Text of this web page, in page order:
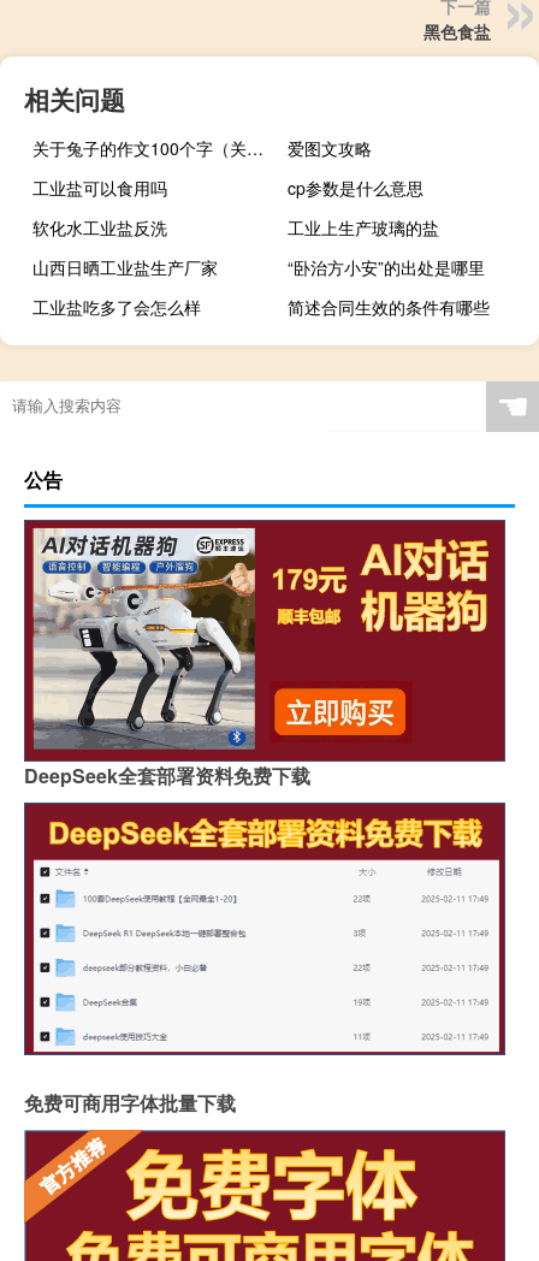
下一篇
黑色食盐
相关问题
关于兔子的作文100个字（关于兔子的作文）
爱图文攻略
工业盐可以食用吗
cp参数是什么意思
软化水工业盐反洗
工业上生产玻璃的盐
山西日晒工业盐生产厂家
“卧治方小安”的出处是哪里
工业盐吃多了会怎么样
简述合同生效的条件有哪些
☚
公告
DeepSeek全套部署资料免费下载
免费可商用字体批量下载